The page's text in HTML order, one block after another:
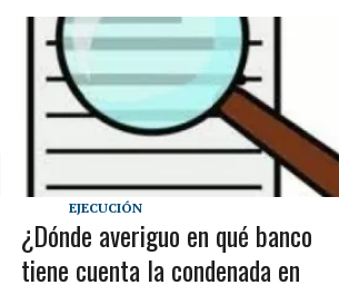
EJECUCIÓN
¿Dónde averiguo en qué banco
tiene cuenta la condenada en